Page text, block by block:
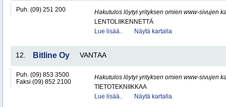
Puh. (09) 251 200
Hakutulos löytyi yrityksen omien www-sivujen
LENTOLIIKENNETTÄ
Lue lisää..
Näytä kartalla
12. Bitline Oy VANTAA
Puh. (09) 853 3500
Faksi (09) 852 2100
Hakutulos löytyi yrityksen omien www-sivujen
TIETOTEKNIIKKAA
Lue lisää..
Näytä kartalla